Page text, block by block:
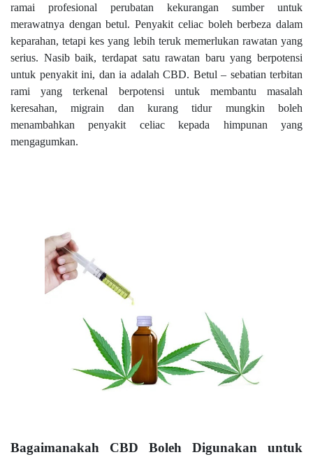
ramai profesional perubatan kekurangan sumber untuk
merawatnya dengan betul. Penyakit celiac boleh berbeza dalam
keparahan, tetapi kes yang lebih teruk memerlukan rawatan yang
serius. Nasib baik, terdapat satu rawatan baru yang berpotensi
untuk penyakit ini, dan ia adalah CBD. Betul – sebatian terbitan
rami yang terkenal berpotensi untuk membantu masalah
keresahan, migrain dan kurang tidur mungkin boleh
menambahkan penyakit celiac kepada himpunan yang
mengagumkan.
Bagaimanakah CBD Boleh Digunakan untuk